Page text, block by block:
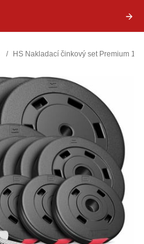
/ HS Nakladací činkový set Premium